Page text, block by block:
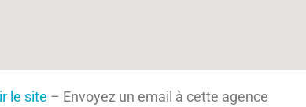
le site – Envoyez un email à cette agence